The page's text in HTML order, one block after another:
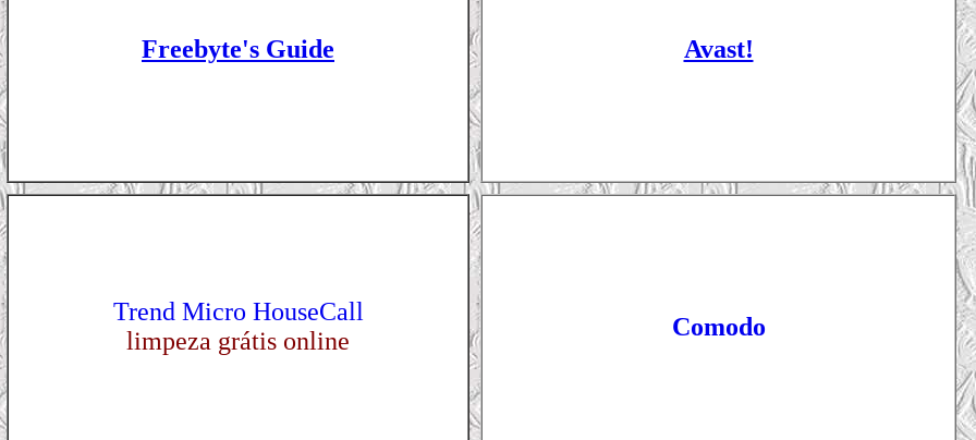
Freebyte's Guide Avast!
Trend Micro HouseCall
limpeza grátis online
Comodo